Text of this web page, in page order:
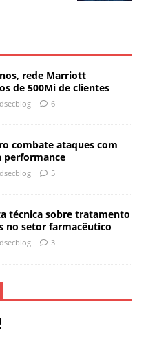
rede Marriott
de 500Mi de clientes
6
combate ataques com
performance
5
técnica sobre tratamento
no setor farmacêutico
3